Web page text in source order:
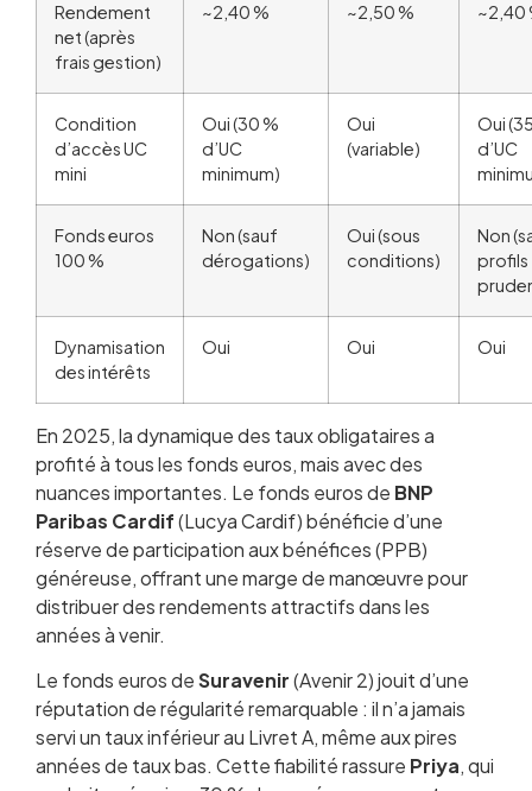
Rendement
net (après
frais gestion)
~2,40 % ~2,50 % ~2,40
Condition
d’accès UC
mini
Oui (30 %
d’UC
minimum)
Oui
(variable)
Oui
d’UC
Fonds euros
100 %
Non (sauf
dérogations)
Oui (sous
conditions)
Non
profils
Dynamisation
des intérêts
Oui Oui Oui
En 2025, la dynamique des taux obligataires a
profité à tous les fonds euros, mais avec des
nuances importantes. Le fonds euros de BNP
Paribas Cardif(Lucya Cardif) bénéficie d’une
réserve de participation aux bénéfices (PPB)
généreuse, offrant une marge de manœuvre pour
distribuer des rendements attractifs dans les
années à venir.
Le fonds euros deSuravenir(Avenir 2) jouit d’une
réputation de régularité remarquable : il n’a jamais
servi un taux inférieur au Livret A, même aux pires
années de taux bas. Cette fiabilité rassure Priya, qui